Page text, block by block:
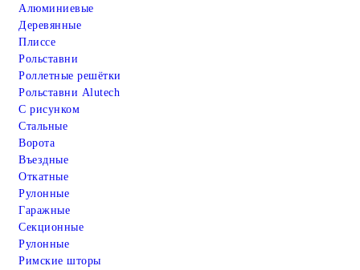
Алюминиевые
Деревянные
Плиссе
Рольставни
Роллетные решётки
Рольставни Alutech
С рисунком
Стальные
Ворота
Въездные
Откатные
Рулонные
Гаражные
Cекционные
Рулонные
Римские шторы